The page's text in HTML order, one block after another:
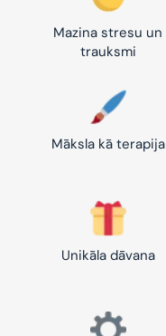
Mazina stresu un
trauksmi
Māksla kā terapija
Unikāla dāvana